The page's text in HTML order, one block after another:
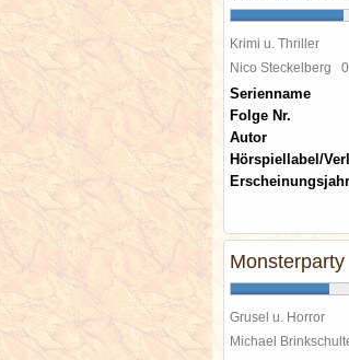
Krimi u. Thriller
Nico Steckelberg
Serienname
Folge Nr.
Autor
Hörspiellabel/
Erscheinungsjahr
Monsterparty
Grusel u. Horror
Michael